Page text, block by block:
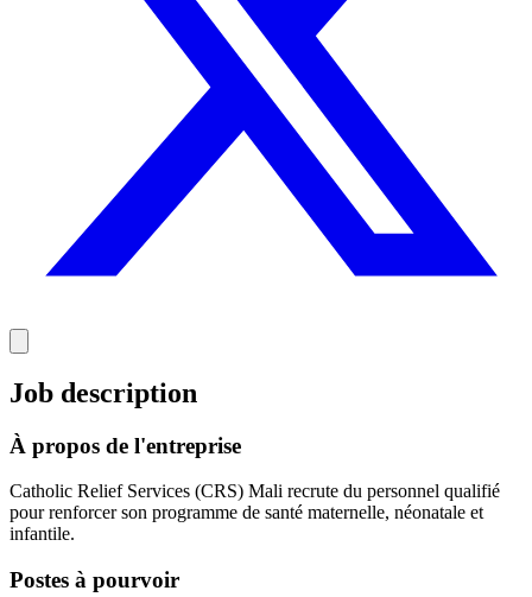
Job description
À propos de l'entreprise
Catholic Relief Services (CRS) Mali recrute du personnel qualifié
pour renforcer son programme de santé maternelle, néonatale et
infantile.
Postes à pourvoir